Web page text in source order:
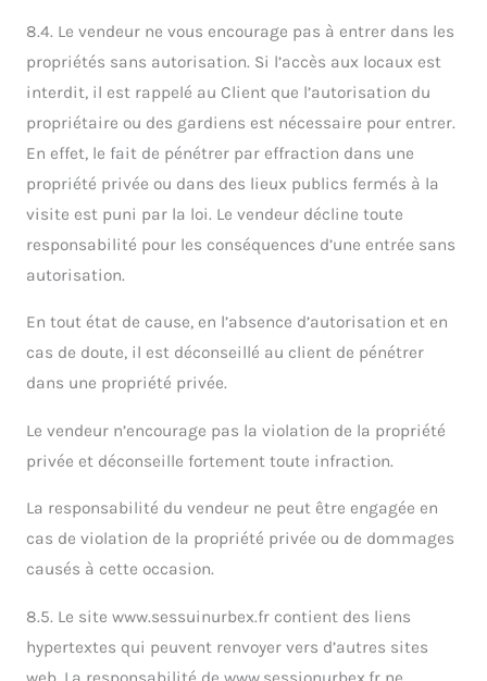
8.4. Le vendeur ne vous encourage pas à entrer dans les
propriétés sans autorisation. Si l’accès aux locaux est
interdit, il est rappelé au Client que l’autorisation du
propriétaire ou des gardiens est nécessaire pour entrer.
En effet, le fait de pénétrer par effraction dans une
propriété privée ou dans des lieux publics fermés à la
visite est puni par la loi. Le vendeur décline toute
responsabilité pour les conséquences d’une entrée sans
autorisation.
En tout état de cause, en l’absence d’autorisation et en
cas de doute, il est déconseillé au client de pénétrer
dans une propriété privée.
Le vendeur n’encourage pas la violation de la propriété
privée et déconseille fortement toute infraction.
La responsabilité du vendeur ne peut être engagée en
cas de violation de la propriété privée ou de dommages
causés à cette occasion.
8.5. Le site www.sessuinurbex.fr contient des liens
hypertextes qui peuvent renvoyer vers d’autres sites